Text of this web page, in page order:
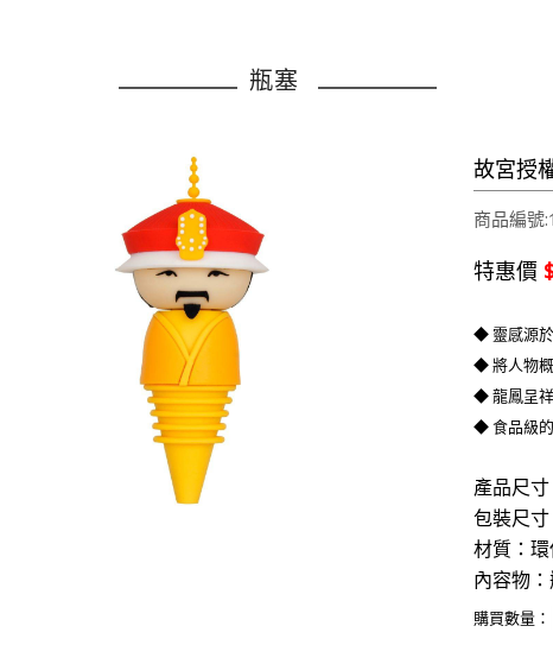
瓶塞
故宮授
商品編號
特惠價
◆ 靈感源
◆ 將人物
◆ 龍鳳呈
◆ 食品級的
產品尺
包裝尺
材質：
內容物
購買數量：